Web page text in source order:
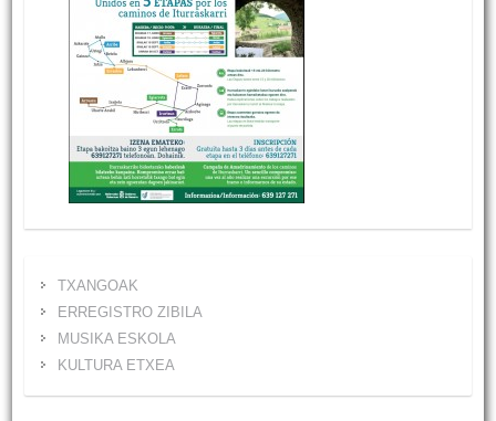
TXANGOAK
ERREGISTRO ZIBILA
MUSIKA ESKOLA
KULTURA ETXEA